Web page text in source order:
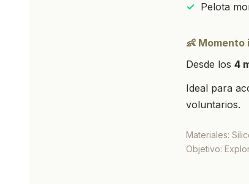
✓ Pelota
👶 Momento
Desde los 4
Ideal para
voluntarios.
Materiales:
Objetivo: